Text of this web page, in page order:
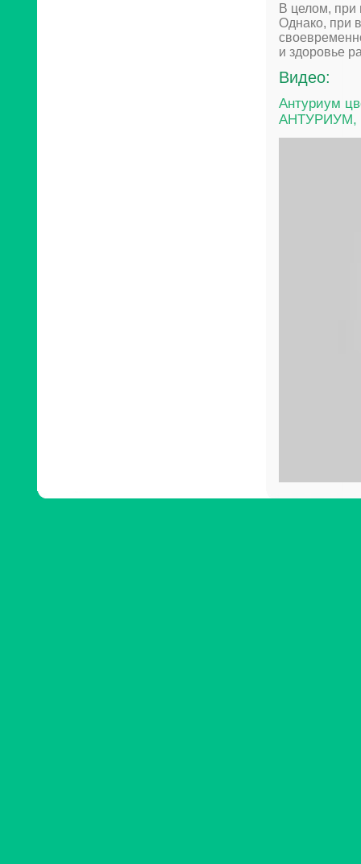
В целом, при
Однако, при
и здоровье
Видео:
Антуриум
АНТУРИУМ,